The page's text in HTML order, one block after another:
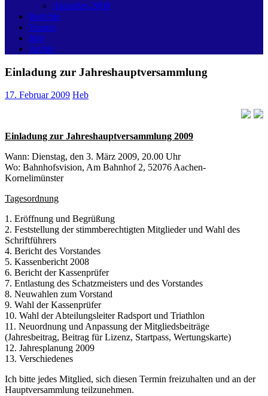
Aktuelles 2008
Berichte
Touren
Info
Archiv
Einladung zur Jahreshauptversammlung
17. Februar 2009 Heb
Einladung zur Jahreshauptversammlung 2009
Wann: Dienstag, den 3. März 2009, 20.00 Uhr
Wo: Bahnhofsvision, Am Bahnhof 2, 52076 Aachen-
Kornelimünster
Tagesordnung
1. Eröffnung und Begrüßung
2. Feststellung der stimmberechtigten Mitglieder und Wahl des
Schriftführers
4. Bericht des Vorstandes
5. Kassenbericht 2008
6. Bericht der Kassenprüfer
7. Entlastung des Schatzmeisters und des Vorstandes
8. Neuwahlen zum Vorstand
9. Wahl der Kassenprüfer
10. Wahl der Abteilungsleiter Radsport und Triathlon
11. Neuordnung und Anpassung der Mitgliedsbeiträge
(Jahresbeitrag, Beitrag für Lizenz, Startpass, Wertungskarte)
12. Jahresplanung 2009
13. Verschiedenes
Ich bitte jedes Mitglied, sich diesen Termin freizuhalten und an der
Hauptversammlung teilzunehmen.